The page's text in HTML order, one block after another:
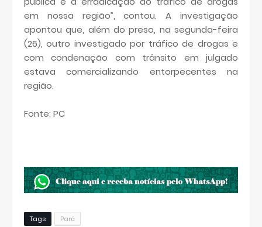
em nossa região”, contou. A investigação
apontou que, além do preso, na segunda-feira
(26), outro investigado por tráfico de drogas e
com condenação com trânsito em julgado
estava comercializando entorpecentes na
região.
Fonte: PC
Tags Pará